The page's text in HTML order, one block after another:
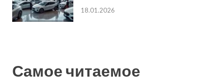
18.01.2026
Самое читаемое